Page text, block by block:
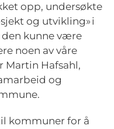
opp, undersøkte
og utvikling» i
den kunne være
noen av våre
Hafsahl,
og
kommuner for å